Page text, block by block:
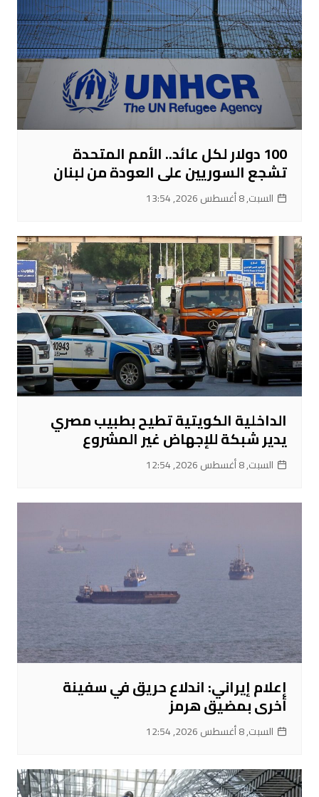
100 دولار لكل عائد.. الأمم المتحدة
تشجع السوريين على العودة من لبنان
السبت, 8 أغسطس 2026, 13:54
الداخلية الكويتية تطيح بطبيب مصري
يدير شبكة للإجهاض غير المشروع
السبت, 8 أغسطس 2026, 12:54
إعلام إيراني: اندلاع حريق في سفينة
أخرى بمضيق هرمز
السبت, 8 أغسطس 2026, 12:54